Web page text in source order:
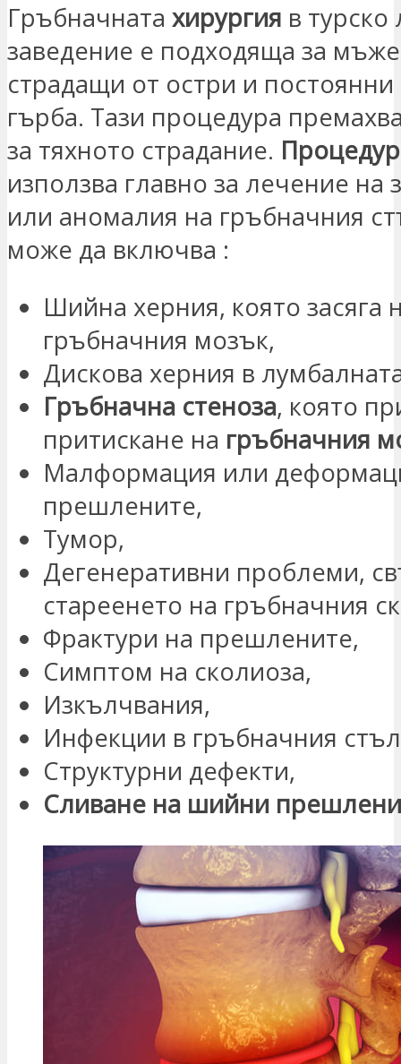
Гръбначната хирургия в
заведение е подходяща за
страдащи от остри и
гърба. Тази процедура
за тяхното страдание.
използва главно за лечение на
или аномалия на гръбначния
може да включва :
Шийна херния, която засяга
гръбначния мозък,
Дискова херния в
Гръбначна стеноза, която
притискане на гръбначния
Малформация или
прешлените,
Тумор,
Дегенеративни проблеми,
стареенето на гръбначния
Фрактури на прешлените,
Симптом на сколиоза,
Изкълчвания,
Инфекции в гръбначния
Структурни дефекти,
Сливане на шийни прешлени